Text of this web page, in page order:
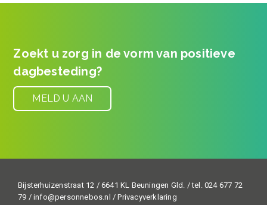
Zoekt u zorg in de vorm van positieve
dagbesteding?
MELD U AAN
Bijsterhuizenstraat 12 / 6641 KL Beuningen Gld. / tel. 024 677 72
79 / info@personnebos.nl /Privacyverklaring